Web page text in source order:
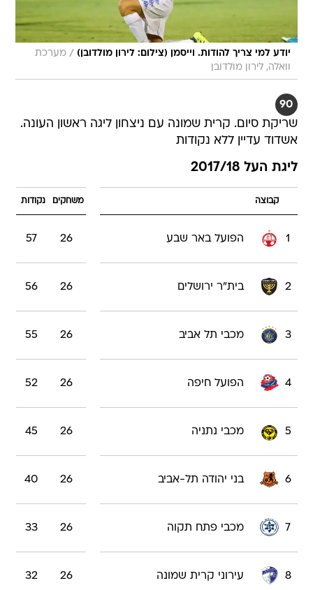
יודע למי צריך להודות. וייסמן (צילום: לירון מולדובן) / מערכת
וואלה, לירון מולדובן
90
שריקת סיום. קרית שמונה עם ניצחון ליגה ראשון העונה.
אשדוד עדיין ללא נקודות
ליגת העל 2017/18
קבוצה משחקים נקודות
1 הפועל באר שבע 26
57
2 בית"ר ירושלים 26
56
3 מכבי תל אביב 26
55
4 הפועל חיפה 26
52
5 מכבי נתניה 26
45
6 בני יהודה תל-אביב 26
40
7 מכבי פתח תקוה 26
33
8 עירוני קרית שמונה 26
32